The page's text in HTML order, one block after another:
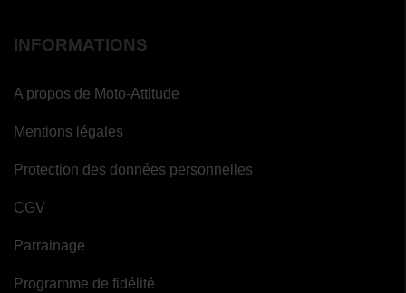
INFORMATIONS
A propos de Moto-Attitude
Mentions légales
Protection des données personnelles
CGV
Parrainage
Programme de fidélité